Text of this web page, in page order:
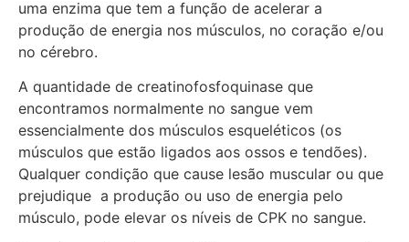
uma enzima que tem a função de acelerar a
produção de energia nos músculos, no coração e/ou
no cérebro.
A quantidade de creatinofosfoquinase que
encontramos normalmente no sangue vem
essencialmente dos músculos esqueléticos (os
músculos que estão ligados aos ossos e tendões).
Qualquer condição que cause lesão muscular ou que
prejudique a produção ou uso de energia pelo
músculo, pode elevar os níveis de CPK no sangue.